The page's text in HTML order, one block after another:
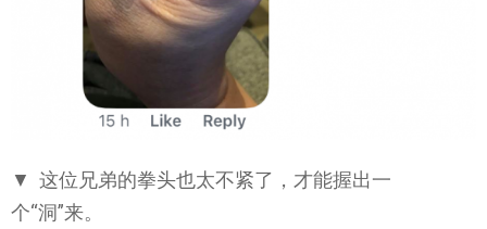
▼ 这位兄弟的拳头也太不紧了，才能握出一
个“洞”来。